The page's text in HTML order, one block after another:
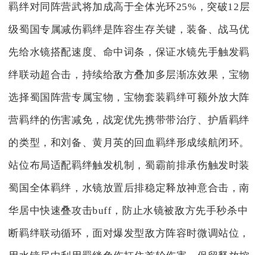
羁绊对同阵营武将加成高于全体光环25%，突破12层
级蜀国专属减伤羁绊是阵容生存关键，装备、战马优
先给水镜搭配速度、命中词条，保证水镜先手触发羁
绊联动超合击，持续给敌方叠加多层渐冻效果，宝物
选择蜀国阵营专属宝物，宝物套装羁绊可额外放大阵
营羁绊的伤害减免，战宠优先携带带治疗、护盾羁绊
的类型，和刘备、黄月英的回血羁绊形成续航闭环。
站位布局适配羁绊触发机制，蜀霸前排承伤触发时装
蜀国全体羁绊，水镜放置后排稳定释放神意合击，南
华居中快速叠攻击buff，防止水镜被敌方先手秒杀中
断羁绊联动循环，面对爆发型敌方阵容时微调站位，